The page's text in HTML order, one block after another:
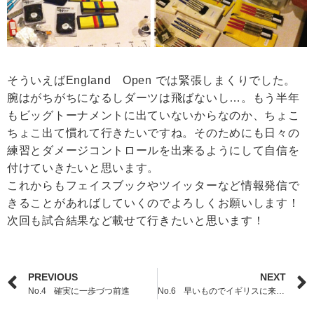
そういえばEngland Open では緊張しまくりでした。
腕はがちがちになるしダーツは飛ばないし…。もう半年
もビッグトーナメントに出ていないからなのか、ちょこ
ちょこ出て慣れて行きたいですね。そのためにも日々の
練習とダメージコントロールを出来るようにして自信を
付けていきたいと思います。
これからもフェイスブックやツイッターなど情報発信で
きることがあればしていくのでよろしくお願いします！
次回も試合結果など載せて行きたいと思います！
PREVIOUS
No.4 確実に一歩づつ前進
NEXT
No.6 早いものでイギリスに来て9ヶ月目突入！